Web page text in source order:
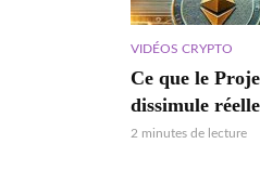
VIDÉOS CRYPTO
Ce que le
dissimule
2 minutes de lecture